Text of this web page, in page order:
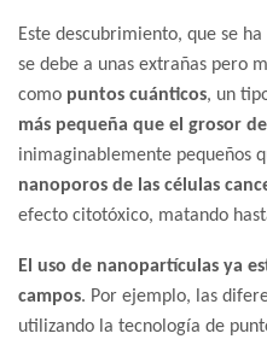
Este descubrimiento, que se
se debe a unas extrañas pero
como puntos cuánticos, un
más pequeña que el grosor
inimaginablemente pequeños
nanoporos de las células
efecto citotóxico, matando
El uso de nanopartículas ya
campos. Por ejemplo, las
utilizando la tecnología de